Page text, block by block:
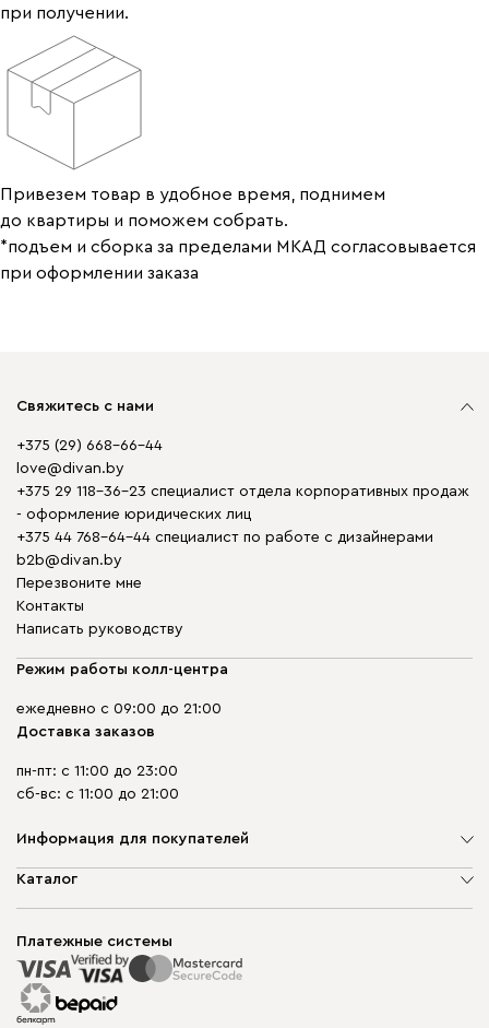
при получении.
Привезем товар в удобное время, поднимем
до квартиры и поможем собрать.
*подъем и сборка за пределами МКАД согласовывается
при оформлении заказа
Свяжитесь с нами
+375 (29) 668-66-44
love@divan.by
+375 29 118-36-23 специалист отдела корпоративных продаж
- оформление юридических лиц
+375 44 768-64-44 специалист по работе с дизайнерами
b2b@divan.by
Перезвоните мне
Контакты
Написать руководству
Режим работы колл-центра
ежедневно с 09:00 до 21:00
Доставка заказов
пн-пт: с 11:00 до 23:00
сб-вс: с 11:00 до 21:00
Информация для покупателей
О компании
Способы оплаты
Рассрочка и кредит
Гарантия
Карта сайта
Каталог
Корпусная мебель
Распродажа мебели
Платежные системы